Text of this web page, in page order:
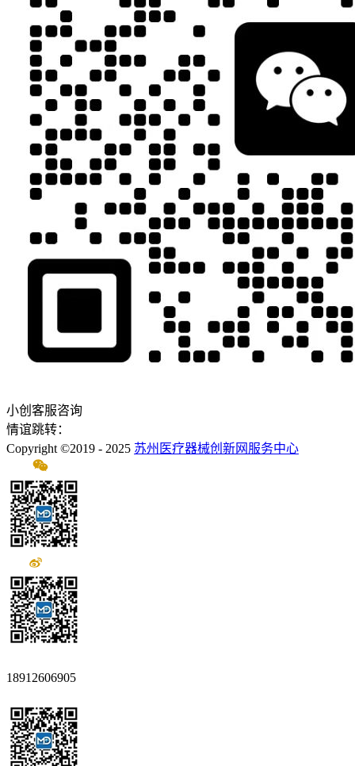
小创客服咨询
情谊跳转：
Copyright ©2019 - 2025 苏州医疗器械创新网服务中心
18912606905